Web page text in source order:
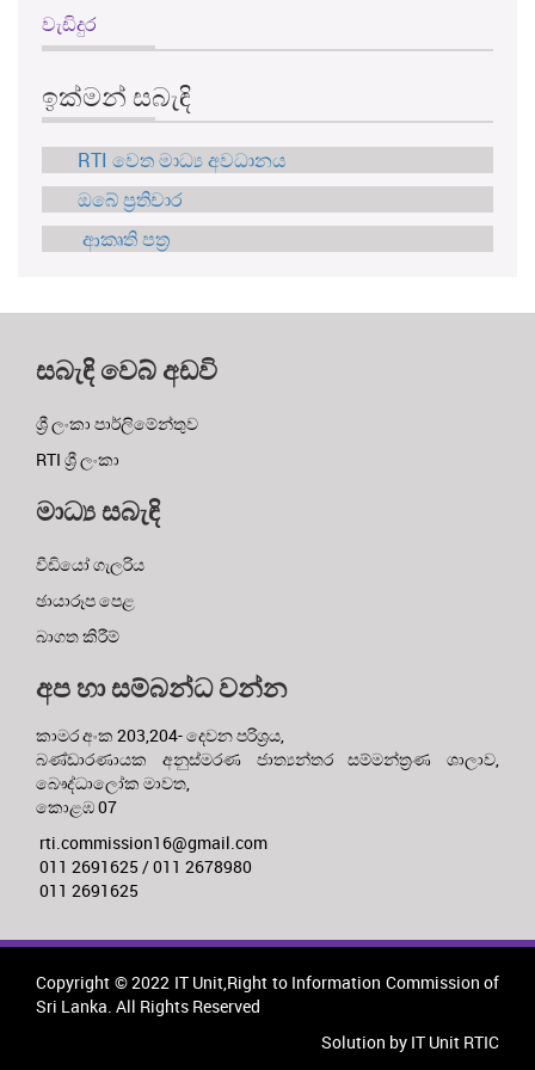
වැඩිදුර
ඉක්මන් සබැඳි
RTI වෙත මාධ්‍ය අවධානය
ඔබේ ප්‍රතිචාර
ආකෘති පත්‍ර
සබැඳි වෙබ් අඩවි
ශ්‍රී ලංකා පාර්ලිමේන්තුව
RTI ශ්‍රී ලංකා
මාධ්‍ය සබැඳි
වීඩියෝ ගැලරිය
ඡායාරූප පෙළ
බාගත කිරීම්
අප හා සම්බන්ධ වන්න
කාමර අංක 203,204- දෙවන පරිශ්‍රය,
බණ්ඩාරණායක අනුස්මරණ ජාත්‍යන්තර සම්මන්ත්‍රණ ශාලාව,
බෞද්ධාලෝක මාවත,
කොළඹ 07
rti.commission16@gmail.com
011 2691625 / 011 2678980
011 2691625
Copyright © 2022 IT Unit,Right to Information Commission of
Sri Lanka. All Rights Reserved
Solution by IT Unit RTIC